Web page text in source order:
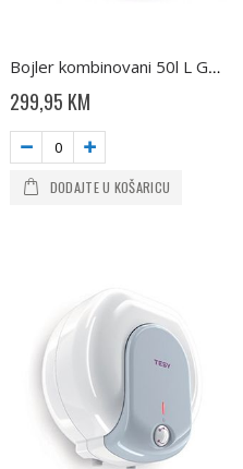
Bojler kombinovani 50l L GCVSL504420B11 TSR TESY
299,95 KM
DODAJTE U KOŠARICU